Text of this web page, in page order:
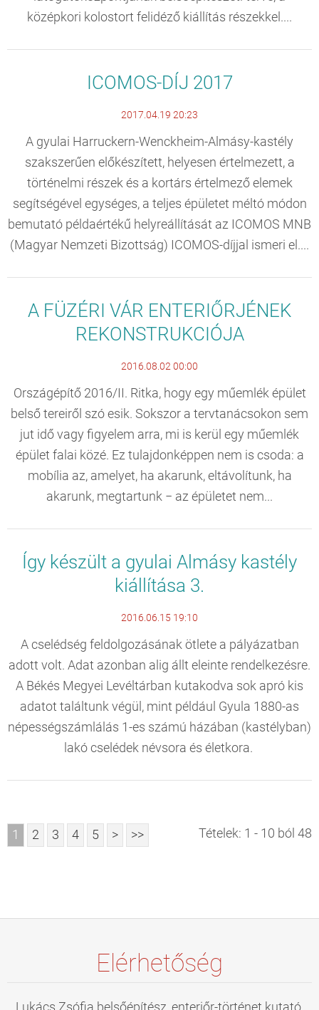
középkori kolostort felidéző kiállítás részekkel....
ICOMOS-DÍJ 2017
2017.04.19 20:23
A gyulai Harruckern-Wenckheim-Almásy-kastély
szakszerűen előkészített, helyesen értelmezett, a
történelmi részek és a kortárs értelmező elemek
segítségével egységes, a teljes épületet méltó módon
bemutató példaértékű helyreállítását az ICOMOS MNB
(Magyar Nemzeti Bizottság) ICOMOS-díjjal ismeri el....
A FÜZÉRI VÁR ENTERIŐRJÉNEK
REKONSTRUKCIÓJA
2016.08.02 00:00
Országépítő 2016/II. Ritka, hogy egy műemlék épület
belső tereiről szó esik. Sokszor a tervtanácsokon sem
jut idő vagy figyelem arra, mi is kerül egy műemlék
épület falai közé. Ez tulajdonképpen nem is csoda: a
mobília az, amelyet, ha akarunk, eltávolítunk, ha
akarunk, megtartunk − az épületet nem...
Így készült a gyulai Almásy kastély
kiállítása 3.
2016.06.15 19:10
A cselédség feldolgozásának ötlete a pályázatban
adott volt. Adat azonban alig állt eleinte rendelkezésre.
A Békés Megyei Levéltárban kutakodva sok apró kis
adatot találtunk végül, mint például Gyula 1880-as
népességszámlálás 1-es számú házában (kastélyban)
lakó cselédek névsora és életkora.
Tételek: 1 - 10 ból 48
1 2 3 4 5 > >>
Elérhetőség
Lukács Zsófia belsőépítész, enteriőr-történet kutató,